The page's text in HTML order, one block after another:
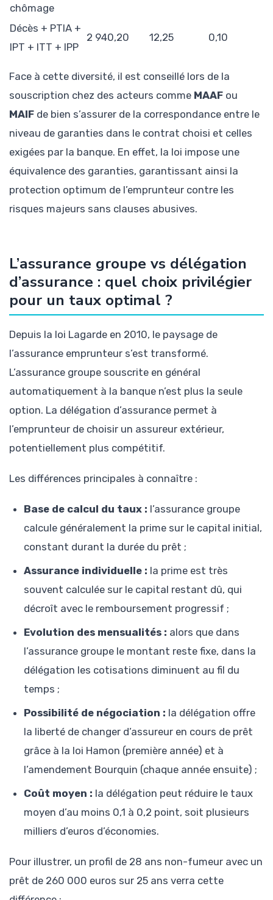
chômage
Décès + PTIA +
IPT + ITT + IPP
2 940,20 12,25 0,10
Face à cette diversité, il est conseillé lors de la
souscription chez des acteurs comme MAAF ou
MAIF de bien s’assurer de la correspondance entre le
niveau de garanties dans le contrat choisi et celles
exigées par la banque. En effet, la loi impose une
équivalence des garanties, garantissant ainsi la
protection optimum de l’emprunteur contre les
risques majeurs sans clauses abusives.
L’assurance groupe vs délégation
d’assurance : quel choix privilégier
pour un taux optimal ?
Depuis la loi Lagarde en 2010, le paysage de
l’assurance emprunteur s’est transformé.
L’assurance groupe souscrite en général
automatiquement à la banque n’est plus la seule
option. La délégation d’assurance permet à
l’emprunteur de choisir un assureur extérieur,
potentiellement plus compétitif.
Les différences principales à connaître :
Base de calcul du taux : l’assurance groupe
calcule généralement la prime sur le capital initial,
constant durant la durée du prêt ;
Assurance individuelle : la prime est très
souvent calculée sur le capital restant dû, qui
décroît avec le remboursement progressif ;
Evolution des mensualités : alors que dans
l’assurance groupe le montant reste fixe, dans la
délégation les cotisations diminuent au fil du
temps ;
Possibilité de négociation : la délégation offre
la liberté de changer d’assureur en cours de prêt
grâce à la loi Hamon (première année) et à
l’amendement Bourquin (chaque année ensuite) ;
Coût moyen : la délégation peut réduire le taux
moyen d’au moins 0,1 à 0,2 point, soit plusieurs
milliers d’euros d’économies.
Pour illustrer, un profil de 28 ans non-fumeur avec un
prêt de 260 000 euros sur 25 ans verra cette